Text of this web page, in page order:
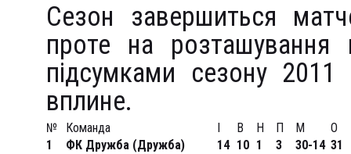
Сезон завершиться
проте на розташування
підсумками сезону
вплине.
№ Команда І В Н П М
О
1
ФК Дружба (Дружба) 14 10 1 3 30-14 31